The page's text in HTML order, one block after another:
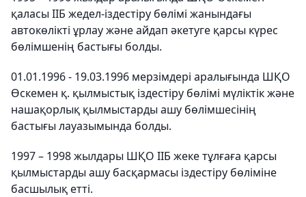
қаласы ІІБ жедел-іздестіру бөлімі жанындағы
автокөлікті ұрлау және айдап әкетуге қарсы күрес
бөлімшенің бастығы болды.
01.01.1996 - 19.03.1996 мерзімдері аралығында ШҚО
Өскемен қ. қылмыстық іздестіру бөлімі мүліктік және
нашақорлық қылмыстарды ашу бөлімшесінің
бастығы лауазымында болды.
1997 – 1998 жылдары ШҚО ІІБ жеке тұлғаға қарсы
қылмыстарды ашу басқармасы іздестіру бөліміне
басшылық етті.